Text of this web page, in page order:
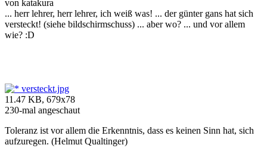
von katakura
... herr lehrer, herr lehrer, ich weiß was! ... der günter gans hat sich
versteckt! (siehe bildschirmschuss) ... aber wo? ... und vor allem
wie? :D
versteckt.jpg
11.47 KB, 679x78
230-mal angeschaut
Toleranz ist vor allem die Erkenntnis, dass es keinen Sinn hat, sich
aufzuregen. (Helmut Qualtinger)